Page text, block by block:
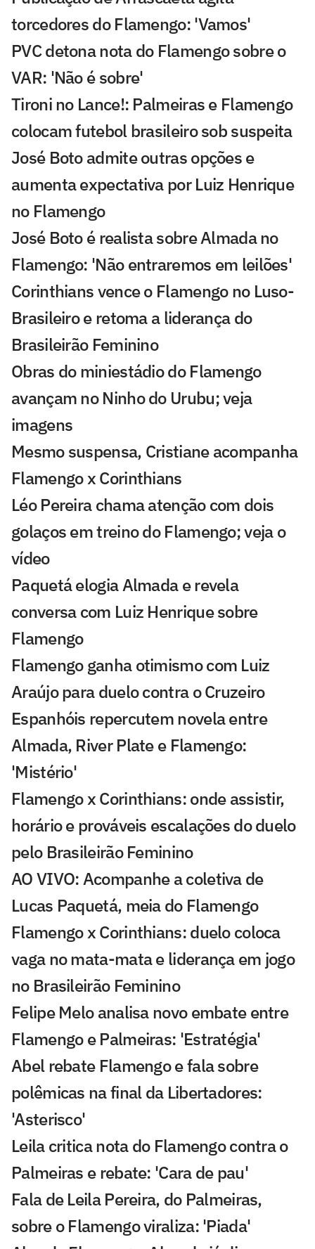
torcedores do Flamengo: 'Vamos'
PVC detona nota do Flamengo sobre o
VAR: 'Não é sobre'
Tironi no Lance!: Palmeiras e Flamengo
colocam futebol brasileiro sob suspeita
José Boto admite outras opções e
aumenta expectativa por Luiz Henrique
no Flamengo
José Boto é realista sobre Almada no
Flamengo: 'Não entraremos em leilões'
Corinthians vence o Flamengo no Luso-
Brasileiro e retoma a liderança do
Brasileirão Feminino
Obras do miniestádio do Flamengo
avançam no Ninho do Urubu; veja
imagens
Mesmo suspensa, Cristiane acompanha
Flamengo x Corinthians
Léo Pereira chama atenção com dois
golaços em treino do Flamengo; veja o
vídeo
Paquetá elogia Almada e revela
conversa com Luiz Henrique sobre
Flamengo
Flamengo ganha otimismo com Luiz
Araújo para duelo contra o Cruzeiro
Espanhóis repercutem novela entre
Almada, River Plate e Flamengo:
'Mistério'
Flamengo x Corinthians: onde assistir,
horário e prováveis escalações do duelo
pelo Brasileirão Feminino
AO VIVO: Acompanhe a coletiva de
Lucas Paquetá, meia do Flamengo
Flamengo x Corinthians: duelo coloca
vaga no mata-mata e liderança em jogo
no Brasileirão Feminino
Felipe Melo analisa novo embate entre
Flamengo e Palmeiras: 'Estratégia'
Abel rebate Flamengo e fala sobre
polêmicas na final da Libertadores:
'Asterisco'
Leila critica nota do Flamengo contra o
Palmeiras e rebate: 'Cara de pau'
Fala de Leila Pereira, do Palmeiras,
sobre o Flamengo viraliza: 'Piada'